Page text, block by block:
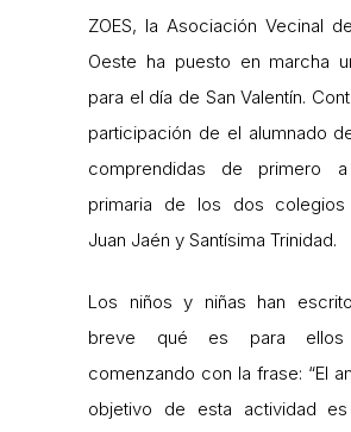
ZOES, la Asociación Vecinal
Oeste ha puesto en marcha
para el día de San Valentín.
participación de el alumnado
comprendidas de primero
primaria de los dos
Juan Jaén y Santísima Trinidad.
Los niños y niñas han
breve qué es para
comenzando con la frase: “El
objetivo de esta actividad